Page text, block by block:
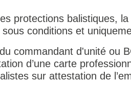
protections balistiques,
conditions et
commandant d'unité ou
d’une carte
sur attestation de